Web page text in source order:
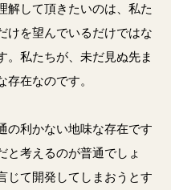
解して頂きたいのは、私た
けを望んでいるだけではな
。私たちが、未だ見ぬ先ま
存在なのです。
利かない地味な存在です
と考えるのが普通でしょ
じて開発してしまおうとす